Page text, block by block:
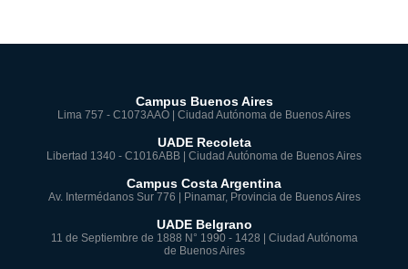
Campus Buenos Aires
Lima 757 - C1073AAO | Ciudad Autónoma de Buenos Aires
UADE Recoleta
Libertad 1340 - C1016ABB | Ciudad Autónoma de Buenos Aires
Campus Costa Argentina
Av. Intermédanos Sur 776 | Pinamar, Provincia de Buenos Aires
UADE Belgrano
11 de Septiembre de 1888 N° 1990 - 1428 | Ciudad Autónoma
de Buenos Aires